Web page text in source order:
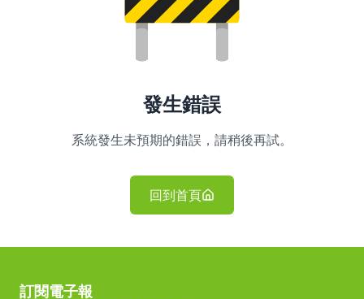
發生錯誤
系統發生未預期的錯誤，請稍後再試。
回到首頁
訂閱電子報